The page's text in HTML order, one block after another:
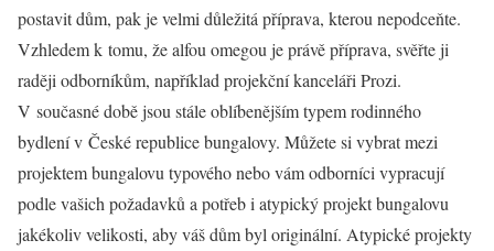
postavit dům, pak je velmi důležitá příprava, kterou nepodceňte.
Vzhledem k tomu, že alfou omegou je právě příprava, svěřte ji
raději odborníkům, například projekční kanceláři Prozi.
V současné době jsou stále oblíbenějším typem rodinného
bydlení v České republice bungalovy. Můžete si vybrat mezi
projektem bungalovu typového nebo vám odborníci vypracují
podle vašich požadavků a potřeb i atypický projekt bungalovu
jakékoliv velikosti, aby váš dům byl originální. Atypicképrojekty